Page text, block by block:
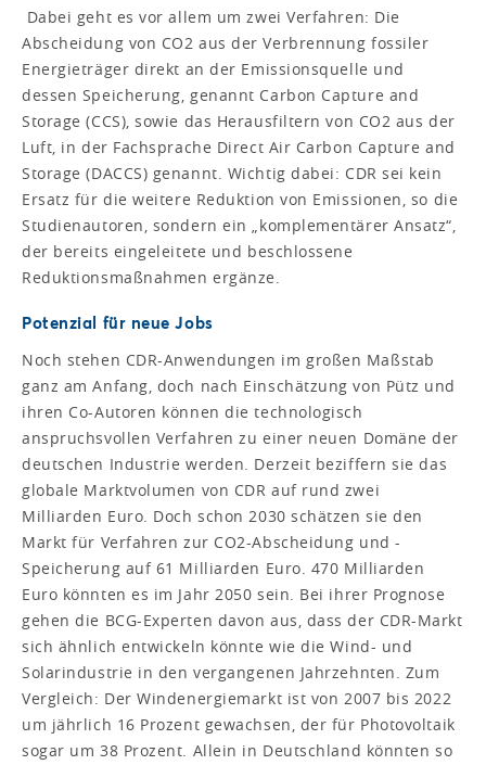
Dabei geht es vor allem um zwei Verfahren: Die
Abscheidung von CO2 aus der Verbrennung fossiler
Energieträger direkt an der Emissionsquelle und
dessen Speicherung, genannt Carbon Capture and
Storage (CCS), sowie das Herausfiltern von CO2 aus der
Luft, in der Fachsprache Direct Air Carbon Capture and
Storage (DACCS) genannt. Wichtig dabei: CDR sei kein
Ersatz für die weitere Reduktion von Emissionen, so die
Studienautoren, sondern ein „komplementärer Ansatz“,
der bereits eingeleitete und beschlossene
Reduktionsmaßnahmen ergänze.
Potenzial für neue Jobs
Noch stehen CDR-Anwendungen im großen Maßstab
ganz am Anfang, doch nach Einschätzung von Pütz und
ihren Co-Autoren können die technologisch
anspruchsvollen Verfahren zu einer neuen Domäne der
deutschen Industrie werden. Derzeit beziffern sie das
globale Marktvolumen von CDR auf rund zwei
Milliarden Euro. Doch schon 2030 schätzen sie den
Markt für Verfahren zur CO2-Abscheidung und -
Speicherung auf 61 Milliarden Euro. 470 Milliarden
Euro könnten es im Jahr 2050 sein. Bei ihrer Prognose
gehen die BCG-Experten davon aus, dass der CDR-Markt
sich ähnlich entwickeln könnte wie die Wind- und
Solarindustrie in den vergangenen Jahrzehnten. Zum
Vergleich: Der Windenergiemarkt ist von 2007 bis 2022
um jährlich 16 Prozent gewachsen, der für Photovoltaik
sogar um 38 Prozent. Allein in Deutschland könnten so